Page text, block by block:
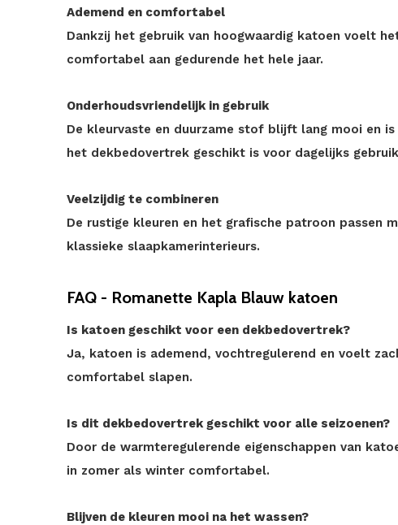
Ademend en comfortabel
Dankzij het gebruik van hoogwaardig katoen voelt
comfortabel aan gedurende het hele jaar.
Onderhoudsvriendelijk in gebruik
De kleurvaste en duurzame stof blijft lang mooi en
het dekbedovertrek geschikt is voor dagelijks
Veelzijdig te combineren
De rustige kleuren en het grafische patroon passen
klassieke slaapkamerinterieurs.
FAQ - Romanette Kapla Blauw katoen
Is katoen geschikt voor een dekbedovertrek?
Ja, katoen is ademend, vochtregulerend en voelt
comfortabel slapen.
Is dit dekbedovertrek geschikt voor alle seizoenen?
Door de warmteregulerende eigenschappen van
in zomer als winter comfortabel.
Blijven de kleuren mooi na het wassen?